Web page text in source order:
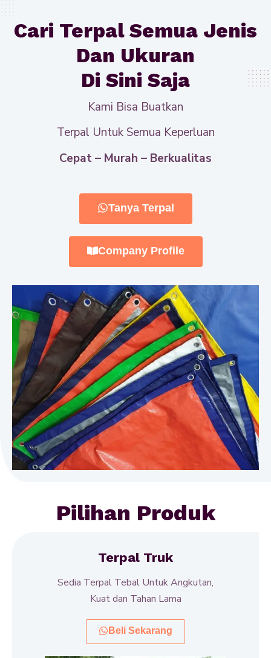
Cari Terpal Semua Jenis
Dan Ukuran
Di Sini Saja
Kami Bisa Buatkan
Terpal Untuk Semua Keperluan
Cepat – Murah – Berkualitas
Tanya Terpal
Company Profile
Pilihan Produk
Terpal Truk
Sedia Terpal Tebal Untuk Angkutan,
Kuat dan Tahan Lama
Beli Sekarang